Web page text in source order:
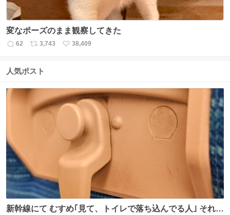
変なポーズのまま観察してきた
返
数
62
リ
ス
数
3,743
い
38,409
人気ポスト
新幹線にて むすめ｢見て、トイレで落ち込んでる人｣ それに